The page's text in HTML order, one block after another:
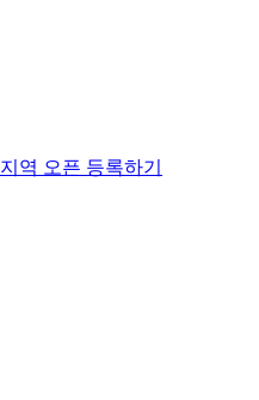
지역 오픈 등록하기